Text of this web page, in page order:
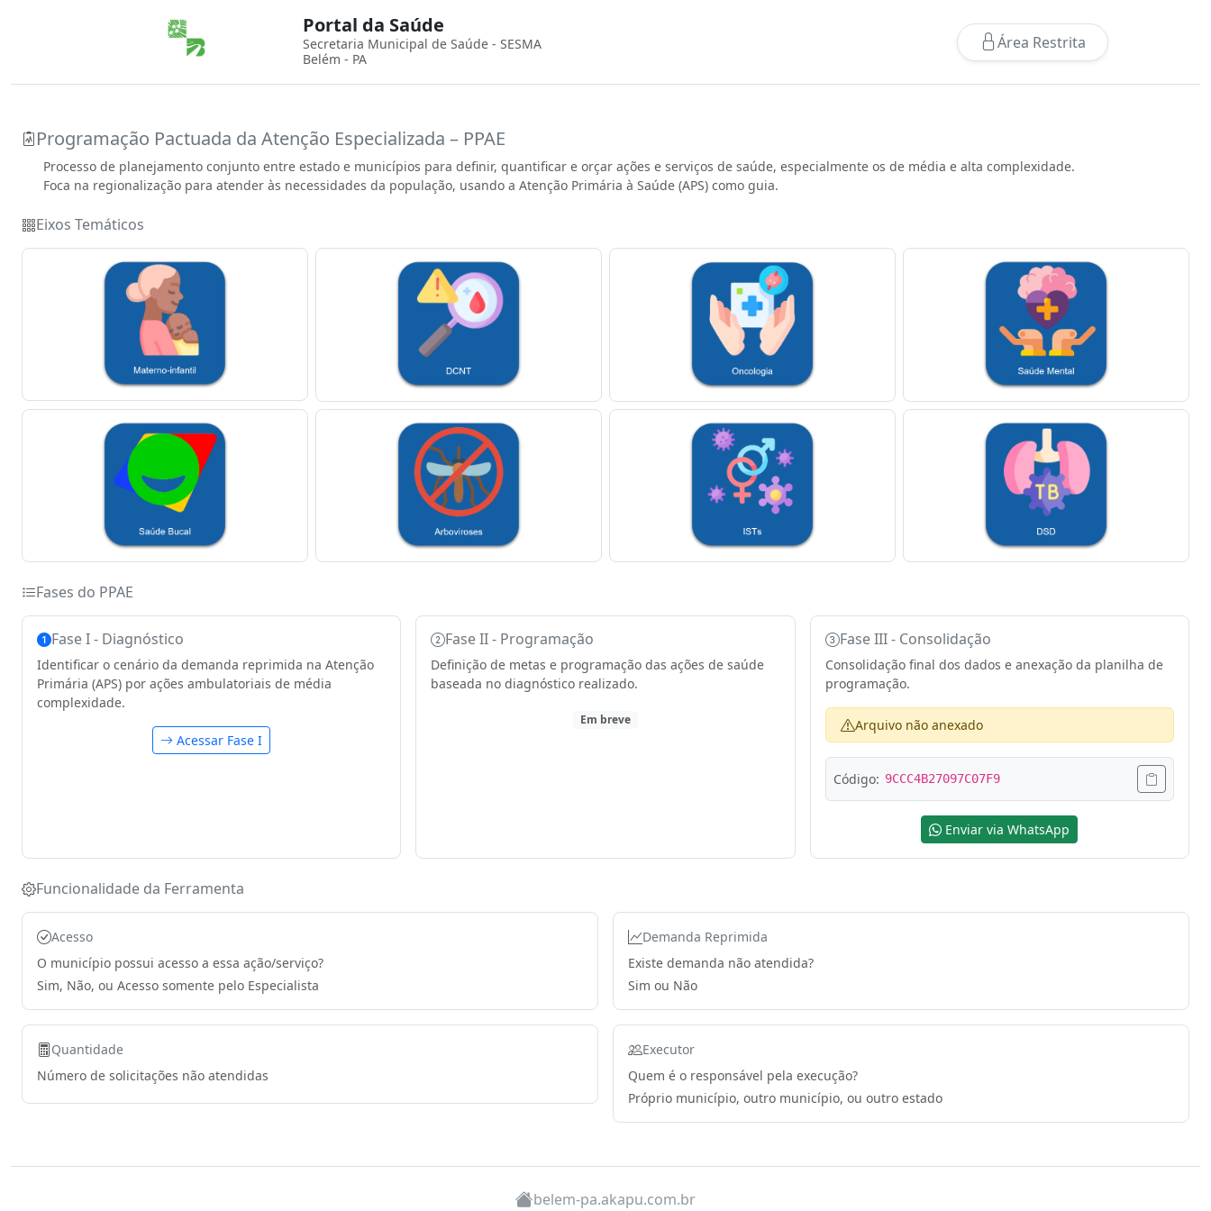
Portal da Saúde
Secretaria Municipal de Saúde - SESMA
Belém - PA
Área Restrita
Programação Pactuada da Atenção Especializada – PPAE
Processo de planejamento conjunto entre estado e municípios para definir, quantificar e orçar ações e serviços de saúde, especialmente os de média e alta complexidade.
Foca na regionalização para atender às necessidades da população, usando a Atenção Primária à Saúde (APS) como guia.
Eixos Temáticos
Fases do PPAE
Fase I - Diagnóstico
Identificar o cenário da demanda reprimida na Atenção
Primária (APS) por ações ambulatoriais de média
complexidade.
Acessar Fase I
Fase II - Programação
Definição de metas e programação das ações de saúde
baseada no diagnóstico realizado.
Em breve
Fase III - Consolidação
Consolidação final dos dados e anexação da planilha de
programação.
Arquivo não anexado
Código: 9CCC4B27097C07F9
Enviar via WhatsApp
Funcionalidade da Ferramenta
Acesso
O município possui acesso a essa ação/serviço?
Sim, Não, ou Acesso somente pelo Especialista
Demanda Reprimida
Existe demanda não atendida?
Sim ou Não
Quantidade
Número de solicitações não atendidas
Executor
Quem é o responsável pela execução?
Próprio município, outro município, ou outro estado
belem-pa.akapu.com.br